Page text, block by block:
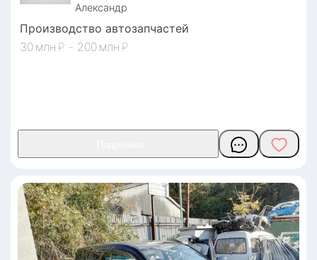
Александр
Производство автозапчастей
30
₽ - 200 ₽